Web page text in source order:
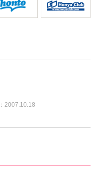
2007.10.18